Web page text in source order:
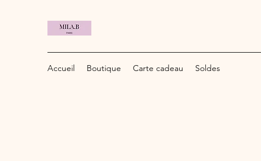
Accueil Boutique Carte cadeau Soldes